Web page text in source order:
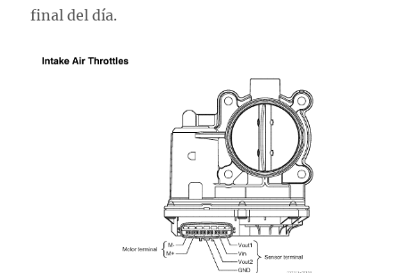
final del día.